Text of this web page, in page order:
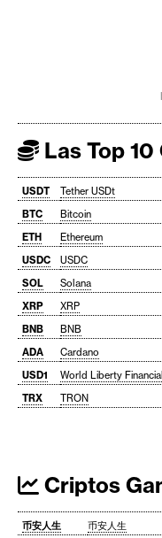
Las Top
USDT Tether USDt
BTC
Bitcoin
ETH
Ethereum
USDC
USDC
SOL
Solana
XRP
XRP
BNB
BNB
ADA
Cardano
USD1
World Liberty
TRX
TRON
Criptos
币安人生 币安人生